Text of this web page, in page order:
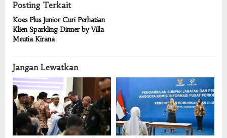
Posting Terkait
Koes Plus Junior Curi Perhatian
Klien Sparkling Dinner by Villa
Meutia Kirana
Jangan Lewatkan